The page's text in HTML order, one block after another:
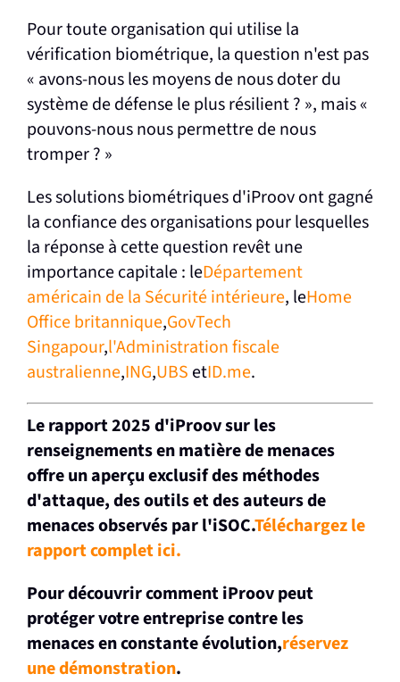
Pour toute organisation qui utilise la
vérification biométrique, la question n'est pas
« avons-nous les moyens de nous doter du
système de défense le plus résilient ? », mais «
pouvons-nous nous permettre de nous
tromper ? »
Les solutions biométriques d'iProov ont gagné
la confiance des organisations pour lesquelles
la réponse à cette question revêt une
importance capitale : leDépartement
américain de la Sécurité intérieure, leHome
Office britannique,GovTech
Singapour,l'Administration fiscale
australienne,ING,UBS etID.me.
Le rapport 2025 d'iProov sur les
renseignements en matière de menaces
offre un aperçu exclusif des méthodes
d'attaque, des outils et des auteurs de
menaces observés par l'iSOC.Téléchargez le
rapport complet ici.
Pour découvrir comment iProov peut
protéger votre entreprise contre les
menaces en constante évolution,réservez
une démonstration.